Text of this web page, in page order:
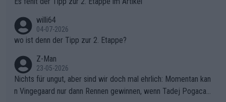
gibt. Diese Etappe wird sicher als der psychologische Wendep
unkt dieser Tour in die Geschichte eingehen. Wenn man bei so
einem harten Aufstieg einmal den Moment verpasst und der K
onkurrentin die "zweite Luft" schenkt, ist der Schaden am Ber
g kaum noch zu reparieren.Vor uns liegt nun das große Finale R
ichtung Nizza. Niewiadoma hat psychologisch Oberwasser, ab
er SD Worx und Vollering müssen jetzt All-In gehen. (gregman
willi64
04-07-2026
wo ist denn der Tipp zur 2. Etappe?
Z-Man
23-05-2026
Nichts für ungut, aber sind wir doch mal ehrlich: Momentan kan
n Vingegaard nur dann Rennen gewinnen, wenn Tadej Pogacar